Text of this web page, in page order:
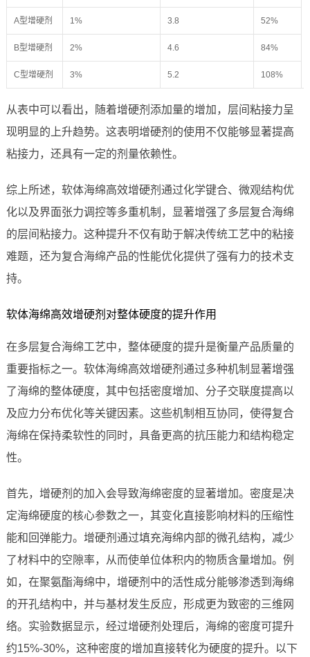
A型增硬剂 1% 3.8 52%
B型增硬剂 2% 4.6 84%
C型增硬剂 3% 5.2 108%
从表中可以看出，随着增硬剂添加量的增加，层间粘接力呈
现明显的上升趋势。这表明增硬剂的使用不仅能够显著提高
粘接力，还具有一定的剂量依赖性。
综上所述，软体海绵高效增硬剂通过化学键合、微观结构优
化以及界面张力调控等多重机制，显著增强了多层复合海绵
的层间粘接力。这种提升不仅有助于解决传统工艺中的粘接
难题，还为复合海绵产品的性能优化提供了强有力的技术支
持。
软体海绵高效增硬剂对整体硬度的提升作用
在多层复合海绵工艺中，整体硬度的提升是衡量产品质量的
重要指标之一。软体海绵高效增硬剂通过多种机制显著增强
了海绵的整体硬度，其中包括密度增加、分子交联度提高以
及应力分布优化等关键因素。这些机制相互协同，使得复合
海绵在保持柔软性的同时，具备更高的抗压能力和结构稳定
性。
首先，增硬剂的加入会导致海绵密度的显著增加。密度是决
定海绵硬度的核心参数之一，其变化直接影响材料的压缩性
能和回弹能力。增硬剂通过填充海绵内部的微孔结构，减少
了材料中的空隙率，从而使单位体积内的物质含量增加。例
如，在聚氨酯海绵中，增硬剂中的活性成分能够渗透到海绵
的开孔结构中，并与基材发生反应，形成更为致密的三维网
络。实验数据显示，经过增硬剂处理后，海绵的密度可提升
约15%-30%，这种密度的增加直接转化为硬度的提升。以下